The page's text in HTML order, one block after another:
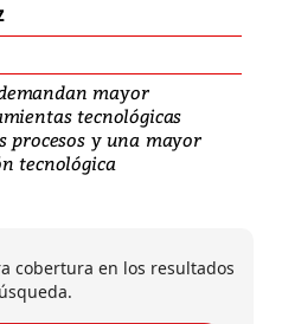
mayor
tecnológicas
procesos y una mayor
tecnológica
cobertura en los resultados